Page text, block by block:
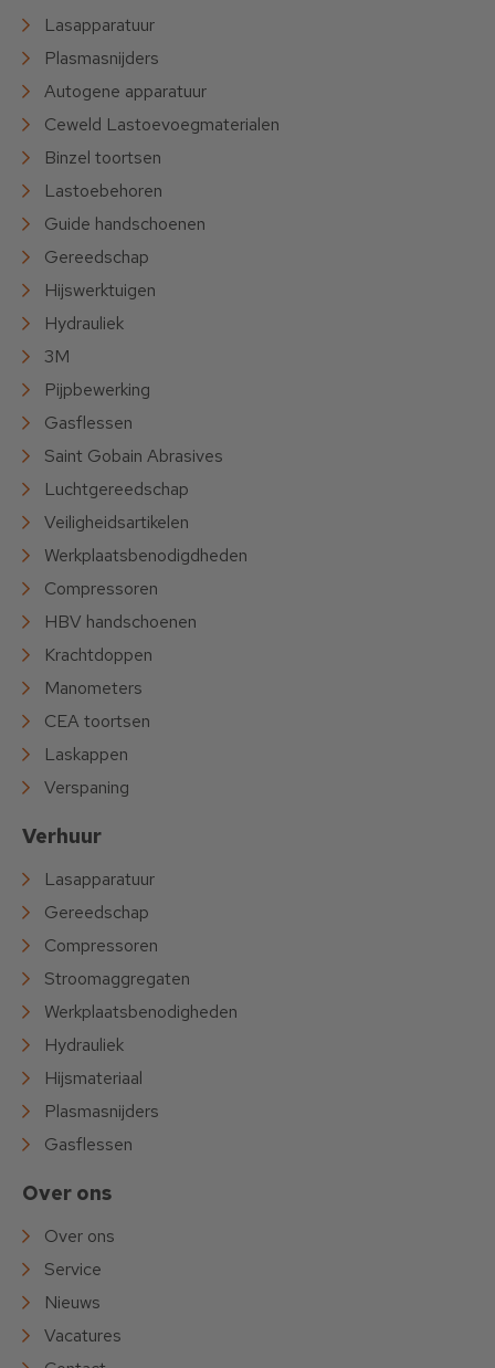
Lasapparatuur
Plasmasnijders
Autogene apparatuur
Ceweld Lastoevoegmaterialen
Binzel toortsen
Lastoebehoren
Guide handschoenen
Gereedschap
Hijswerktuigen
Hydrauliek
3M
Pijpbewerking
Gasflessen
Saint Gobain Abrasives
Luchtgereedschap
Veiligheidsartikelen
Werkplaatsbenodigdheden
Compressoren
HBV handschoenen
Krachtdoppen
Manometers
CEA toortsen
Laskappen
Verspaning
Verhuur
Lasapparatuur
Gereedschap
Compressoren
Stroomaggregaten
Werkplaatsbenodigheden
Hydrauliek
Hijsmateriaal
Plasmasnijders
Gasflessen
Over ons
Over ons
Service
Nieuws
Vacatures